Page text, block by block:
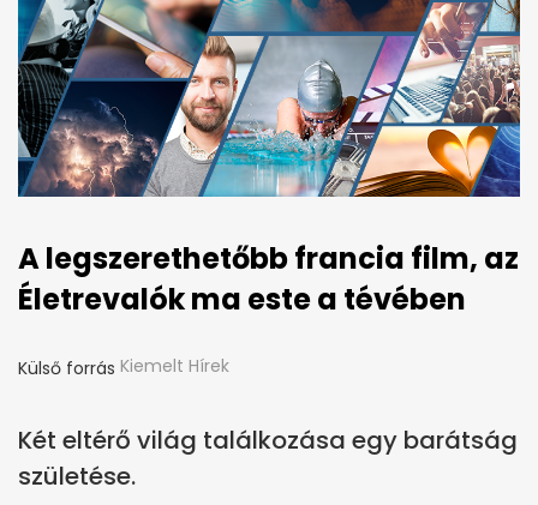
A legszerethetőbb francia film, az
Életrevalók ma este a tévében
Külső forrás Kiemelt Hírek
Két eltérő világ találkozása egy barátság
születése.